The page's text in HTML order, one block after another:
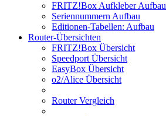
FRITZ!Box Aufkleber Aufbau
Seriennummern Aufbau
Editionen-Tabellen: Aufbau
Router-Übersichten
FRITZ!Box Übersicht
Speedport Übersicht
EasyBox Übersicht
o2/Alice Übersicht
Router Vergleich